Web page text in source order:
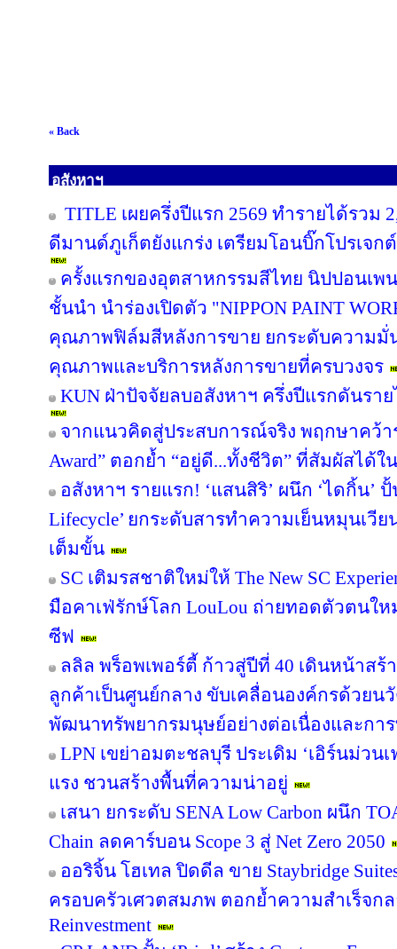
« Back
อสังหาฯ
TITLE เผยครึ่งปีแรก 2569 ทำรายได้รวม
ดีมานด์ภูเก็ตยังแกร่ง เตรียมโอนบิ๊กโปรเจ
ครั้งแรกของอุตสาหกรรมสีไทย นิปปอนเพ
ชั้นนำ นำร่องเปิดตัว "NIPPON PAINT
คุณภาพฟิล์มสีหลังการขาย ยกระดับความ
คุณภาพและบริการหลังการขายที่ครบวงจร
KUN ฝ่าปัจจัยลบอสังหาฯ ครึ่งปีแรกดันรา
จากแนวคิดสู่ประสบการณ์จริง พฤกษาคว้าร
Award” ตอกย้ำ “อยู่ดี...ทั้งชีวิต” ที่สัมผัสได้ใ
อสังหาฯ รายแรก! ‘แสนสิริ’ ผนึก ‘ไดกิ้น’ ปั้
Lifecycle’ ยกระดับสารทำความเย็นหมุนเวีย
เต็มขั้น
SC เติมรสชาติใหม่ให้ The New SC
มือคาเฟ่รักษ์โลก LouLou ถ่ายทอดตัวตนใ
ซีฟ
ลลิล พร็อพเพอร์ตี้ ก้าวสู่ปีที่ 40 เดินหน้าสร้
ลูกค้าเป็นศูนย์กลาง ขับเคลื่อนองค์กรด้วยน
พัฒนาทรัพยากรมนุษย์อย่างต่อเนื่องและกา
LPN เขย่าอมตะชลบุรี ประเดิม ‘เอิร์นม่วนเ
แรง ชวนสร้างพื้นที่ความน่าอยู่
เสนา ยกระดับ SENA Low Carbon ผนึก
Chain ลดคาร์บอน Scope 3 สู่ Net Zero 2050
ออริจิ้น โฮเทล ปิดดีล ขาย Staybridge
ครอบครัวเศวตสมภพ ตอกย้ำความสำเร็จกล
Reinvestment